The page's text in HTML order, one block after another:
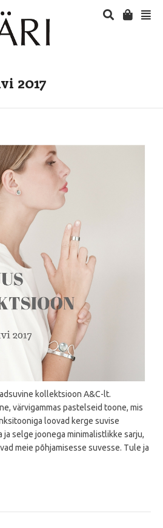
2017
kollektsioon A&C-lt.
värvigammas pastelseid toone, mis
loovad kerge suvise
ja selge joonega minimalistlikke sarju,
meie põhjamisesse suvesse. Tule ja